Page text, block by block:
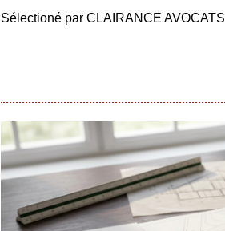
Sélectioné par CLAIRANCE AVOCATS